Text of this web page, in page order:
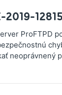
2019-12815
ProFTPD
neoprávnený